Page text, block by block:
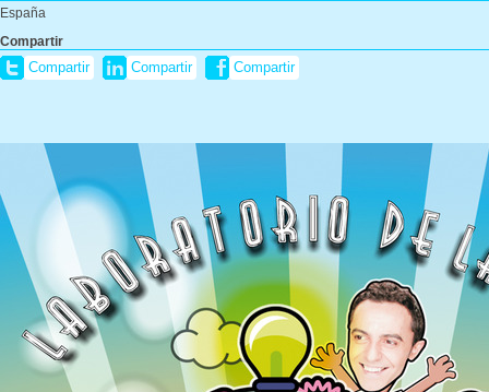
España
Compartir
Compartir Compartir Compartir